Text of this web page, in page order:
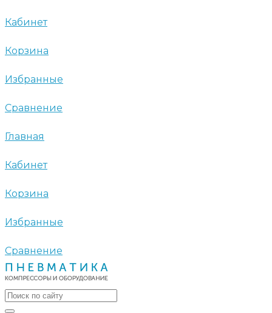
Кабинет
Корзина
Избранные
Сравнение
Главная
Кабинет
Корзина
Избранные
Сравнение